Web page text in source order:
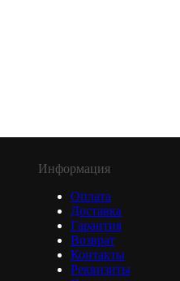
Информация
Оплата
Доставка
Гарантия
Возврат
Контакты
Реквизиты